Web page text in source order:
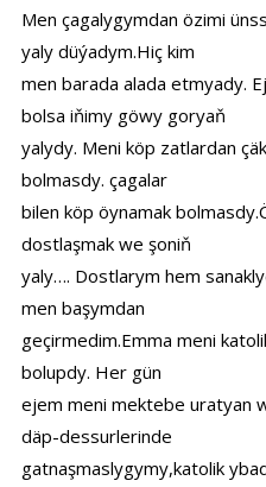
Men çagalygymdan özimi
yaly düýadym.Hiç kim
men barada alada etmyady.
bolsa iňimy göwy goryaň
yalydy. Meni köp zatlardan
bolmasdy. çagalar
bilen köp öynamak
dostlaşmak we şoniň
yaly…. Dostlarym hem
men başymdan
geçirmedim.Emma meni
bolupdy. Her gün
ejem meni mektebe uratyan
däp-dessurlerinde
gatnaşmaslygymy,katolik